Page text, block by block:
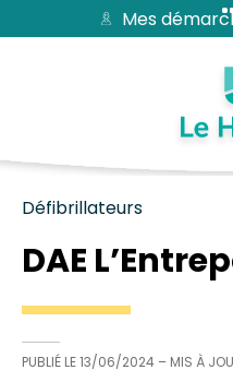
Aide et accessibilité
Passer au menu
Passer au contenu
Mes
Défibrillateurs
DAE
PUBLIÉ LE13/06/2024 – MIS À